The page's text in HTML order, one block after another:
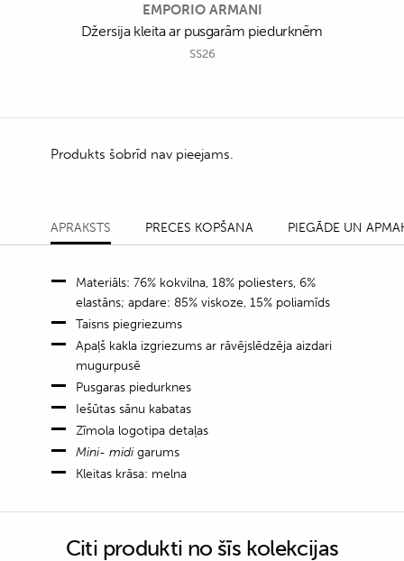
EMPORIO ARMANI
Džersija kleita ar pusgarām piedurknēm
SS26
Produkts šobrīd nav pieejams.
APRAKSTS PRECES KOPŠANA PIEGĀDE UN
Materiāls: 76% kokvilna, 18% poliesters, 6%
elastāns; apdare: 85% viskoze, 15% poliamīds
Taisns piegriezums
Apaļš kakla izgriezums ar rāvējslēdzēja aizdari
mugurpusē
Pusgaras piedurknes
Iešūtas sānu kabatas
Zīmola logotipa detaļas
Mini- midigarums
Kleitas krāsa: melna
Citi produkti no šīs kolekcijas